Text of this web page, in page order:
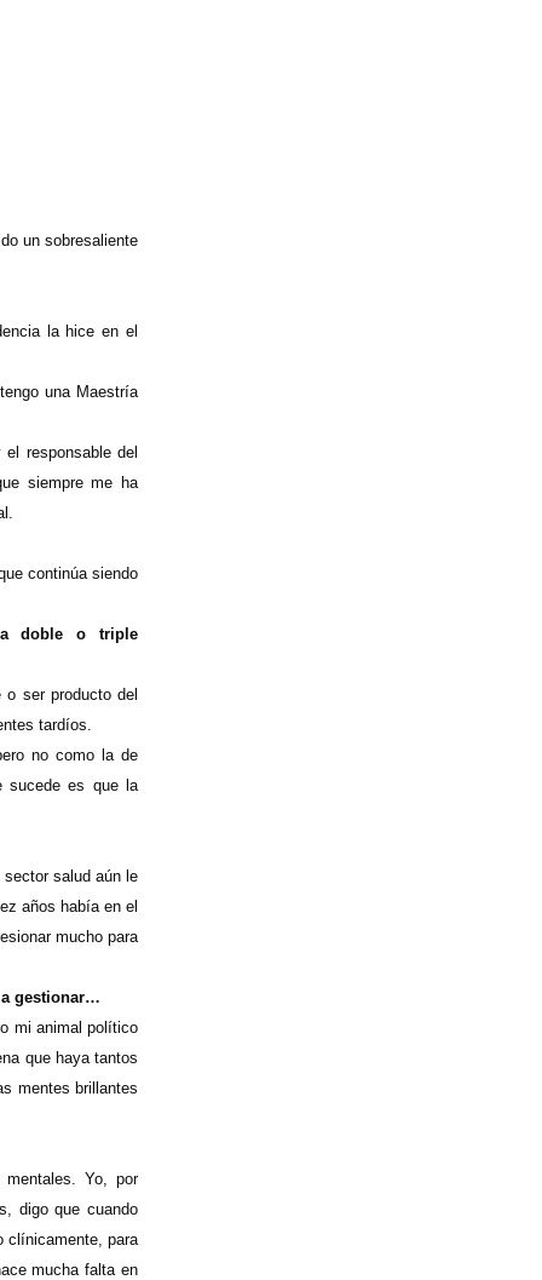
un sobresaliente
la hice en el
una Maestría
responsable del
siempre me ha
continúa siendo
doble o triple
o ser producto del
tardíos.
no como la de
sucede es que la
salud aún le
años había en el
mucho para
a gestionar…
mi animal político
que haya tantos
mentes brillantes
Yo, por
digo que cuando
clínicamente, para
mucha falta en